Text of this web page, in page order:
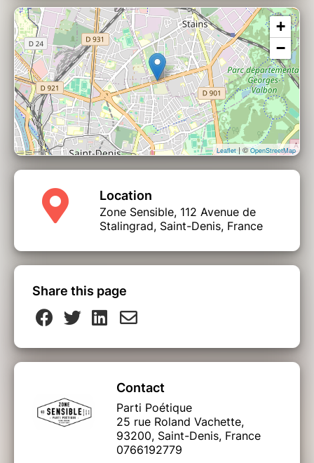
+
−
Leaflet| ©OpenStreetMap
Location
Zone Sensible, 112 Avenue de
Stalingrad, Saint-Denis, France
Share this page
Contact
Parti Poétique
25 rue Roland Vachette,
93200, Saint-Denis, France
0766192779